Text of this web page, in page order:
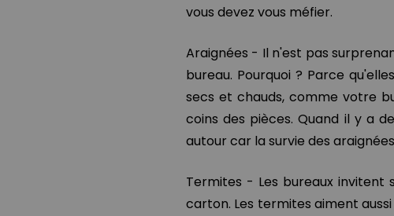
vous devez vous méfier.
Araignées - Il n'est pas
bureau. Pourquoi ? Parce
secs et chauds, comme votre
coins des pièces. Quand il y a
autour car la survie des
Termites - Les bureaux
carton. Les termites aiment